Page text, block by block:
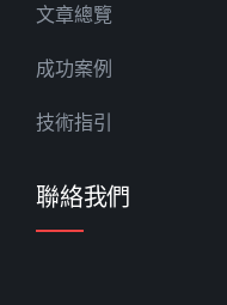
文章總覽
成功案例
技術指引
聯絡我們